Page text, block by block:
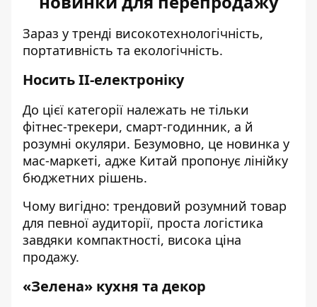
Зараз у тренді високотехнологічність,
портативність та екологічність.
Носить ІІ-електроніку
До цієї категорії належать не тільки
фітнес-трекери, смарт-годинник, а й
розумні окуляри. Безумовно, це новинка у
мас-маркеті, адже Китай пропонує лінійку
бюджетних рішень.
Чому вигідно: трендовий розумний товар
для певної аудиторії, проста логістика
завдяки компактності, висока ціна
продажу.
«Зелена» кухня та декор